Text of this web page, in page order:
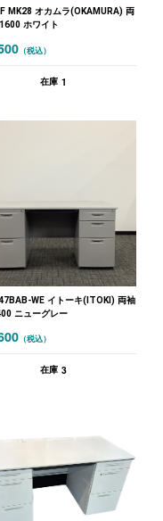
MK28 オカムラ(OKAMURA) 両
ホワイト
（税込）
在庫 1
WE イトーキ(ITOKI) 両袖
ニューグレー
（税込）
在庫 3